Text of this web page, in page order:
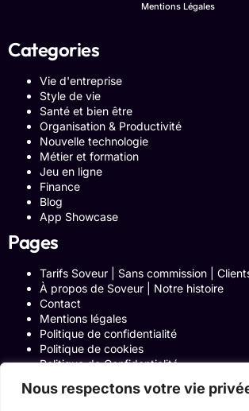
Nous respectons votre vie
Mentions Légales
Categories
Vie d'entreprise
Style de vie
Santé et bien être
Organisation & Productivité
Nouvelle technologie
Métier et formation
Jeu en ligne
Finance
Blog
App Showcase
Pages
Tarifs Soveur | Sans commission |
À propos de Soveur | Notre histoire
Contact
Mentions légales
Politique de confidentialité
Politique de cookies
Politique de Confidentialité
Blog